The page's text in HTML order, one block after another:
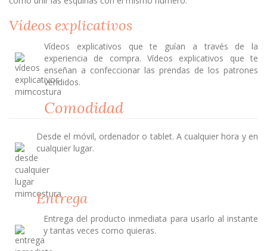
Vídeos explicativos
Vídeos explicativos que te guían a través de la
experiencia de compra. Vídeos explicativos que te
enseñan a confeccionar las prendas de los patrones
vendidos.
Comodidad
Desde el móvil, ordenador o tablet. A cualquier hora y en
cualquier lugar.
Entrega
Entrega del producto inmediata para usarlo al instante
y tantas veces como quieras.